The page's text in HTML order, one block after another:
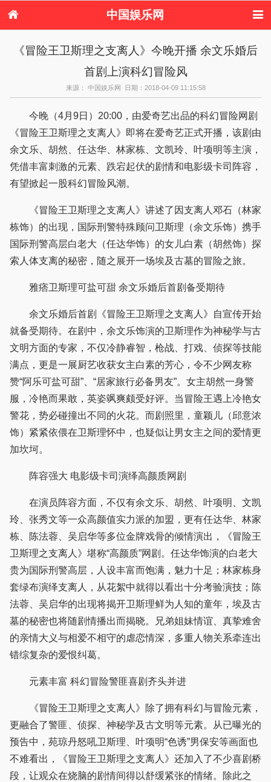
中国娱乐网
港台娱乐
日本娱乐 韩国娱乐
欧美娱乐
音乐新闻 影视新闻
港台明星八卦
日本韩国明星
欧美明星八卦
《冒险王卫斯理之支离人》今晚开播 余文乐婚后
首剧上演科幻冒险风
来源： 中国娱乐网 日期：2018-04-09 11:15:58
今晚（4月9日）20:00，由爱奇艺出品的科幻冒险网剧
《冒险王卫斯理之支离人》即将在爱奇艺正式开播，该剧由
余文乐、胡然、任达华、林家栋、文凯玲、叶项明等主演，
凭借丰富刺激的元素、跌宕起伏的剧情和电影级卡司阵容，
有望掀起一股科幻冒险风潮。
《冒险王卫斯理之支离人》讲述了因支离人邓石（林家
栋饰）的出现，国际刑警特殊顾问卫斯理（余文乐饰）携手
国际刑警高层白老大（任达华饰）的女儿白素（胡然饰）探
索人体支离的秘密，随之展开一场埃及古墓的冒险之旅。
雅痞卫斯理可盐可甜 余文乐婚后首剧备受期待
余文乐婚后首剧《冒险王卫斯理之支离人》自宣传开始
就备受期待。在剧中，余文乐饰演的卫斯理作为神秘学与古
文明方面的专家，不仅冷静睿智，枪战、打戏、侦探等技能
满点，更是一展厨艺收获女主白素的芳心，令不少网友称
赞“阿乐可盐可甜”、“居家旅行必备男友”。女主胡然一身警
服，冷艳而果敢，英姿飒爽颇受好评。当冒险王遇上冷艳女
警花，势必碰撞出不同的火花。而剧照里，童颖儿（邱意浓
饰）紧紧依偎在卫斯理怀中，也疑似让男女主之间的爱情更
加坎坷。
阵容强大 电影级卡司演绎高颜质网剧
在演员阵容方面，不仅有余文乐、胡然、叶项明、文凯
玲、张秀文等一众高颜值实力派的加盟，更有任达华、林家
栋、陈法蓉、吴启华等多位金牌戏骨的倾情演出，《冒险王
卫斯理之支离人》堪称“高颜质”网剧。任达华饰演的白老大
贵为国际刑警高层，人设丰富而饱满，魅力十足；林家栋身
套绿布演绎支离人，从花絮中就得以看出十分考验演技；陈
法蓉、吴启华的出现将揭开卫斯理鲜为人知的童年，埃及古
墓的秘密也将随剧情播出而揭晓。兄弟姐妹情谊、真挚难舍
的亲情大义与相爱不相守的虐恋情深，多重人物关系牵连出
错综复杂的爱恨纠葛。
元素丰富 科幻冒险警匪喜剧齐头并进
《冒险王卫斯理之支离人》除了拥有科幻与冒险元素，
更融合了警匪、侦探、神秘学及古文明等元素。从已曝光的
预告中，苑琼丹怒吼卫斯理、叶项明“色诱”男保安等画面也
不难看出，《冒险王卫斯理之支离人》还加入了不少喜剧桥
段，让观众在烧脑的剧情间得以舒缓紧张的情绪。除此之